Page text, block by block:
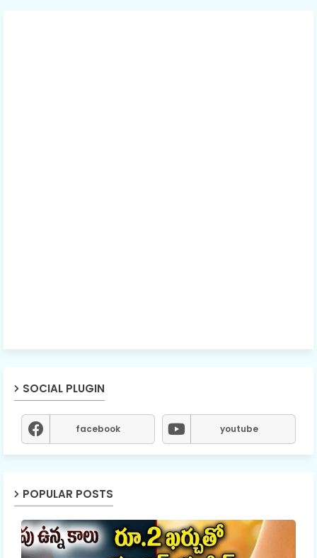
SOCIAL PLUGIN
facebook youtube
POPULAR POSTS